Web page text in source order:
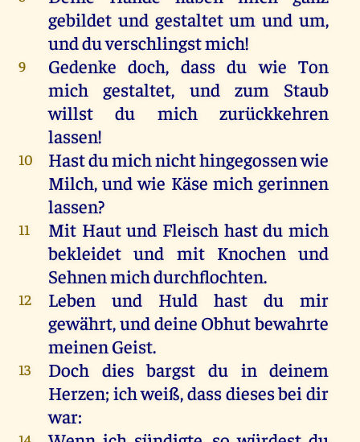
gebildet und gestaltet um und um,
undduverschlingstmich!
9 Gedenke doch, dassdu wie Ton
mich
gestaltet, und zum
Staub
willst
du mich
zurückkehren
lassen!
10 Hastdumichnichthingegossenwie
Milch,und wie Käse mich gerinnen
lassen?
11 Mit Haut und Fleisch hast du mich
bekleidet und mit Knochen und
Sehnenmichdurchflochten.
12 Leben und Huld hast du
mir
gewährt,unddeine Obhutbewahrte
meinenGeist.
13 Doch diesbargst du in deinem
Herzen; ichweiß, dassdiesesbei dir
war: